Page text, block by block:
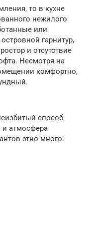
то в кухне
нежилого
или
гарнитур,
и отсутствие
Несмотря на
комфортно,
способ
и атмосфера
этно много: